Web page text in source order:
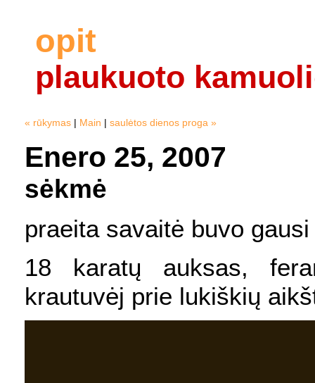
opit
plaukuoto
« rūkymas | Main | saulėtos dienos proga »
Enero 25, 2007
sėkmė
praeita savaitė buvo
18 karatų auksas,
krautuvėj prie lukiškių